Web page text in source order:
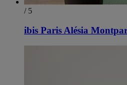
/ 5
ibis Paris Alésia